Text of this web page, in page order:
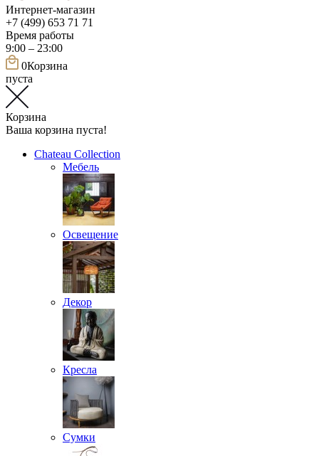
Интернет-магазин
+7 (499) 653 71 71
Время работы
9:00 – 23:00
0Корзина
пуста
Корзина
Ваша корзина пуста!
Chateau Collection
Мебель
Освещение
Декор
Кресла
Сумки